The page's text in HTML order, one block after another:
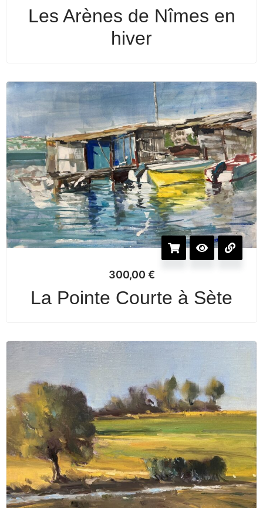
Les Arènes de Nîmes en
hiver
300,00 €
La Pointe Courte à Sète